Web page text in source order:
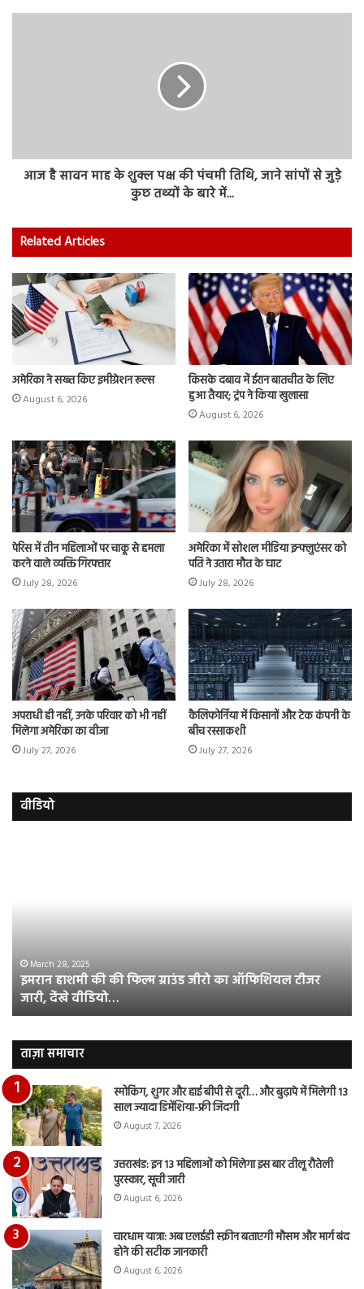
आज है सावन माह के शुक्ल पक्ष की पंचमी तिथि, जाने सांपों से जुड़े
कुछ तथ्यों के बारे में...
Related Articles
अमेरिका ने सख्त किए इमीग्रेशन रूल्स
August 6, 2026
किसके दबाव में ईरान बातचीत के लिए
हुआ तैयार; ट्रंप ने किया खुलासा
August 6, 2026
पेरिस में तीन महिलाओं पर चाकू से हमला
करने वाले व्यक्ति गिरफ्तार
July 28, 2026
अमेरिका में सोशल मीडिया इन्फ्लुएंसर को
पति ने उतारा मौत के घाट
July 28, 2026
अपराधी ही नहीं, उनके परिवार को भी नहीं
मिलेगा अमेरिका का वीजा
July 27, 2026
कैलिफोर्निया में किसानों और टेक कंपनी के
बीच रस्साकशी
July 27, 2026
वीडियो
का
ऑफिशियल
टीजर
जारी,
वीडियो…
March 28, 2025
इमरान हाशमी की की फिल्म ग्राउंड जीरो का ऑफिशियल टीजर
जारी, देंखे वीडियो…
ताज़ा समाचार
स्मोकिंग, शुगर और हाई बीपी से दूरी… और बुढ़ापे में मिलेगी 13
साल ज्यादा डिमेंशिया-फ्री जिंदगी
August 7, 2026
उत्तराखंड: इन 13 महिलाओं को मिलेगा इस बार तीलू रौतेली
पुरस्कार, सूची जारी
August 6, 2026
चारधाम यात्रा: अब एलईडी स्क्रीन बताएगी मौसम और मार्ग बंद
होने की सटीक जानकारी
August 6, 2026